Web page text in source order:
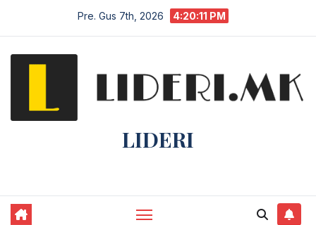
Pre. Gus 7th, 2026 4:20:11 PM
LIDERI